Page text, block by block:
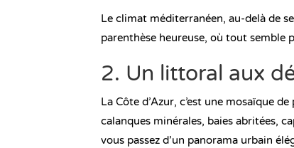
Le climat méditerranéen, au-delà de
parenthèse heureuse, où tout semble
2. Un littoral aux
La Côte d’Azur, c’est une mosaïque
calanques minérales, baies abritées,
vous passez d’un panorama urbain